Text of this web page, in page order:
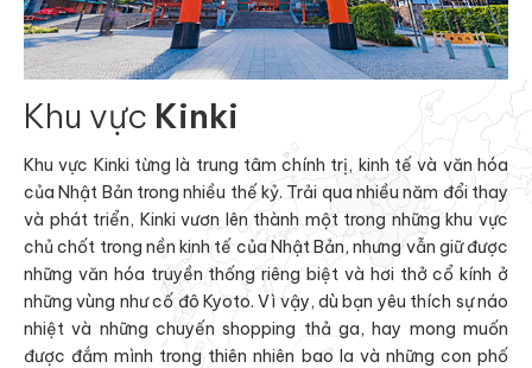
Khu vực Kinki
Khu vực Kinki từng là trung tâm chính trị, kinh tế và văn hóa
của Nhật Bản trong nhiều thế kỷ. Trải qua nhiều năm đổi thay
và phát triển, Kinki vươn lên thành một trong những khu vực
chủ chốt trong nền kinh tế của Nhật Bản, nhưng vẫn giữ được
những văn hóa truyền thống riêng biệt và hơi thở cổ kính ở
những vùng như cố đô Kyoto. Vì vậy, dù bạn yêu thích sự náo
nhiệt và những chuyến shopping thả ga, hay mong muốn
được đắm mình trong thiên nhiên bao la và những con phố